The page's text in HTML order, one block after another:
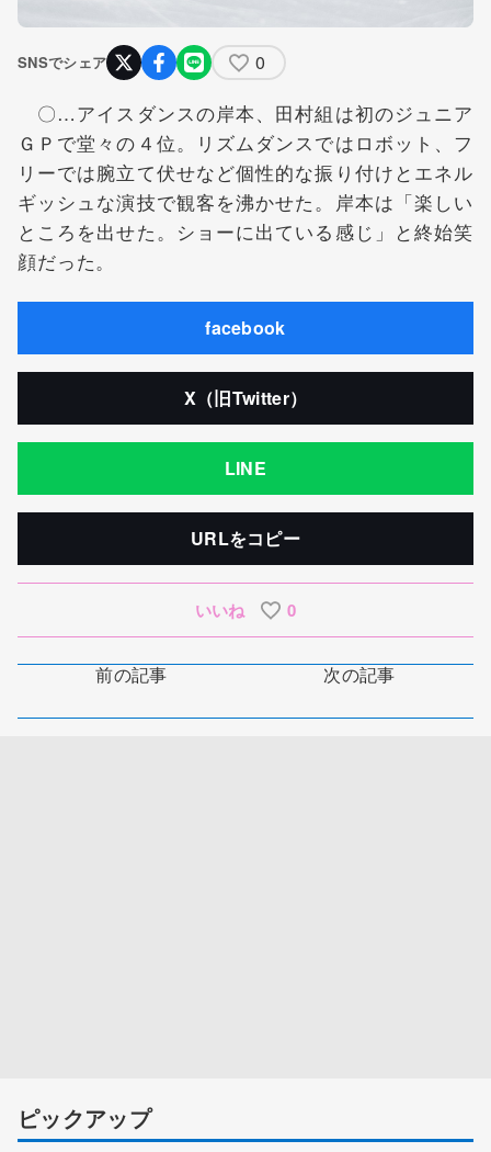
SNSでシェア 0
〇…アイスダンスの岸本、田村組は初のジュニア
ＧＰで堂々の４位。リズムダンスではロボット、フ
リーでは腕立て伏せなど個性的な振り付けとエネル
ギッシュな演技で観客を沸かせた。岸本は「楽しい
ところを出せた。ショーに出ている感じ」と終始笑
顔だった。
facebook
X（旧Twitter）
LINE
URLをコピー
いいね 0
前の記事 次の記事
ピックアップ